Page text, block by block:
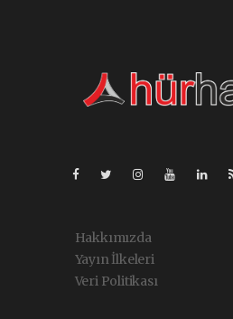
Hakkımızda
Yayın İlkeleri
Veri Politikası